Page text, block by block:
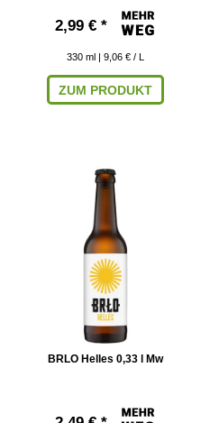
2,99 € *
330 ml | 9,06 € / L
ZUM PRODUKT
BRLO Helles 0,33 l Mw